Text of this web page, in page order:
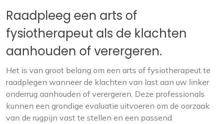
Raadpleeg een arts of
fysiotherapeut als de klachten
aanhouden of verergeren.
Het is van groot belang om een arts of fysiotherapeut te
raadplegen wanneer de klachten van last aan uw linker
onderrug aanhouden of verergeren. Deze professionals
kunnen een grondige evaluatie uitvoeren om de oorzaak
van de rugpijn vast te stellen en een passend